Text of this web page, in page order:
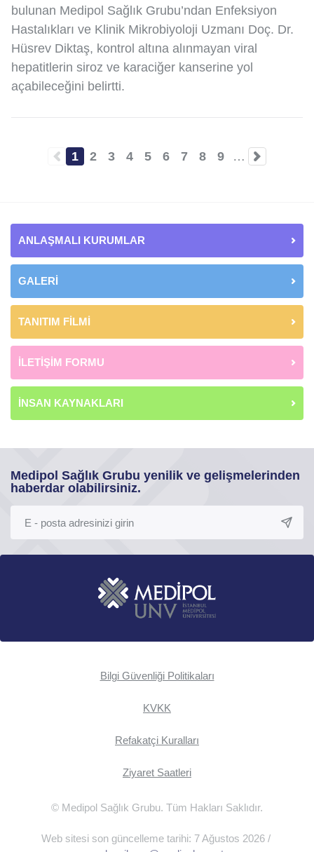
bulunan Medipol Sağlık Grubu’ndan Enfeksiyon
Hastalıkları ve Klinik Mikrobiyoloji Uzmanı Doç. Dr.
Hüsrev Diktaş, kontrol altına alınmayan viral
hepatitlerin siroz ve karaciğer kanserine yol
açabileceğini belirtti.
Şu
1 Sayfa
2 Sayfa
3 Sayfa
4 Sayfa
5 Sayfa
6 Sayfa
7 Sayfa
8 Sayfa
9 …
ANLAŞMALI KURUMLAR
GALERİ
TANITIM FİLMİ
İLETİŞİM FORMU
İNSAN KAYNAKLARI
Medipol Sağlık Grubu yenilik ve gelişmelerinden
haberdar olabilirsiniz.
Bilgi Güvenliği Politikaları
KVKK
Refakatçi Kuralları
Ziyaret Saatleri
© Medipol Sağlık Grubu. Tüm Hakları Saklıdır.
Web sitesi son güncelleme tarihi: 7 Ağustos 2026 /